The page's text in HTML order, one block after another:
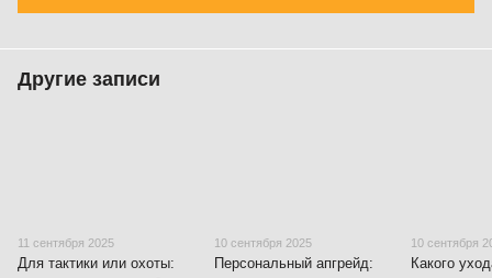
Другие записи
11 сентября 2025
Для тактики или охоты:
10 сентября 2025
Персональный апгрейд:
10 сентября
Какого